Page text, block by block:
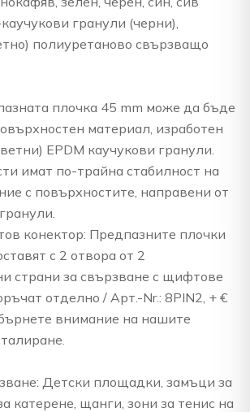
гранули (черни),
полиуретаново свързващо
плочка 45 mm може да бъде
материал, изработен
EPDM каучукови гранули.
имат по-трайна стабилност на
с повърхностите, направени от
конектор: Предпазните плочки
с 2 отвора от 2
страни за свързване с щифтове
отделно / Арт.-Nr.: 8PIN2, + €
внимание на нашите
Детски площадки, замъци за
катерене, щанги, зони за тенис на